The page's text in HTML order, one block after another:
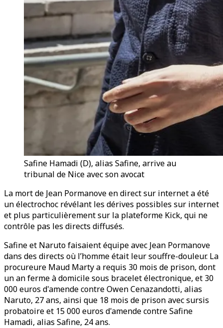
Safine Hamadi (D), alias Safine, arrive au
tribunal de Nice avec son avocat
La mort de Jean Pormanove en direct sur internet a été
un électrochoc révélant les dérives possibles sur internet
et plus particulièrement sur la plateforme Kick, qui ne
contrôle pas les directs diffusés.
Safine et Naruto faisaient équipe avec Jean Pormanove
dans des directs où l’homme était leur souffre-douleur. La
procureure Maud Marty a requis 30 mois de prison, dont
un an ferme à domicile sous bracelet électronique, et 30
000 euros d'amende contre Owen Cenazandotti, alias
Naruto, 27 ans, ainsi que 18 mois de prison avec sursis
probatoire et 15 000 euros d'amende contre Safine
Hamadi, alias Safine, 24 ans.